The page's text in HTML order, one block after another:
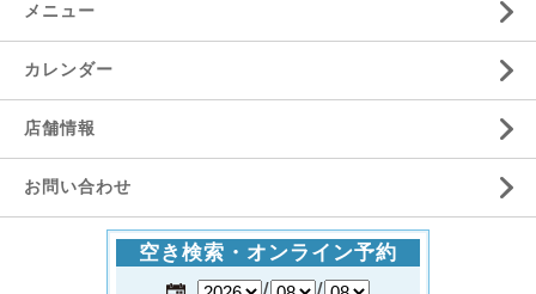
メニュー
カレンダー
店舗情報
お問い合わせ